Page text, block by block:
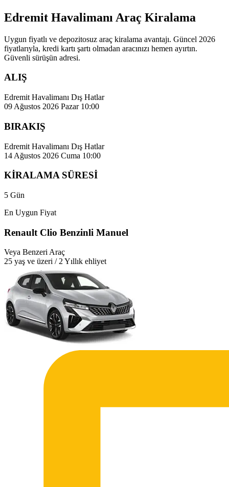
Edremit Havalimanı Araç Kiralama
Uygun fiyatlı ve depozitosuz araç kiralama avantajı. Güncel 2026
fiyatlarıyla, kredi kartı şartı olmadan aracınızı hemen ayırtın.
Güvenli sürüşün adresi.
ALIŞ
Edremit Havalimanı Dış Hatlar
09 Ağustos 2026 Pazar 10:00
BIRAKIŞ
Edremit Havalimanı Dış Hatlar
14 Ağustos 2026 Cuma 10:00
KİRALAMA SÜRESİ
5 Gün
En Uygun Fiyat
Renault Clio Benzinli Manuel
Veya Benzeri Araç
25 yaş ve üzeri / 2 Yıllık ehliyet